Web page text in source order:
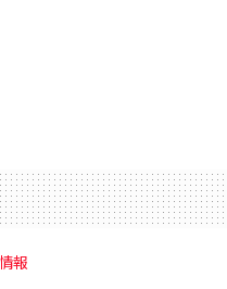
報